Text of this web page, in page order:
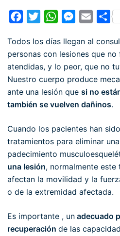
FacebookTwitterWhatsAppMessenger
Email
Todos los días llegan al
personas con lesiones que
atendidas, y lo peor, que no
Nuestro cuerpo produce
ante una lesión que si no
también se vuelven dañinos.
Cuando los pacientes han
tratamientos para eliminar
padecimiento
una lesión, normalmente
afectan la movilidad y la
o de la extremidad afectada.
Es importante , un adecuado
recuperación de las